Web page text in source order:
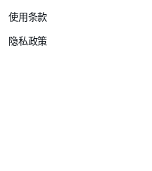
使用条款
隐私政策